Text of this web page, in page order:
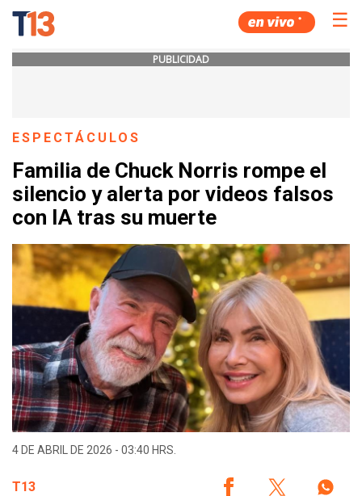
☰
PUBLICIDAD
ESPECTÁCULOS
Familia de Chuck Norris rompe el
silencio y alerta por videos falsos
con IA tras su muerte
4 DE ABRIL DE 2026 - 03:40 HRS.
T13